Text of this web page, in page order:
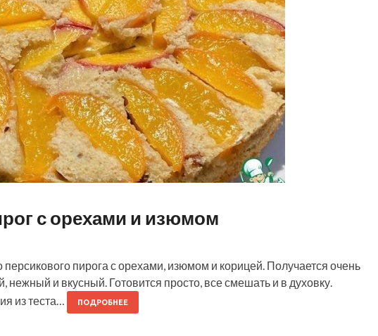
с орехами и изюмом
пирога с орехами, изюмом и корицей. Получается очень
нежный и вкусный. Готовится просто, все смешать и в духовку.
из теста…
ПОДРОБНЕЕ